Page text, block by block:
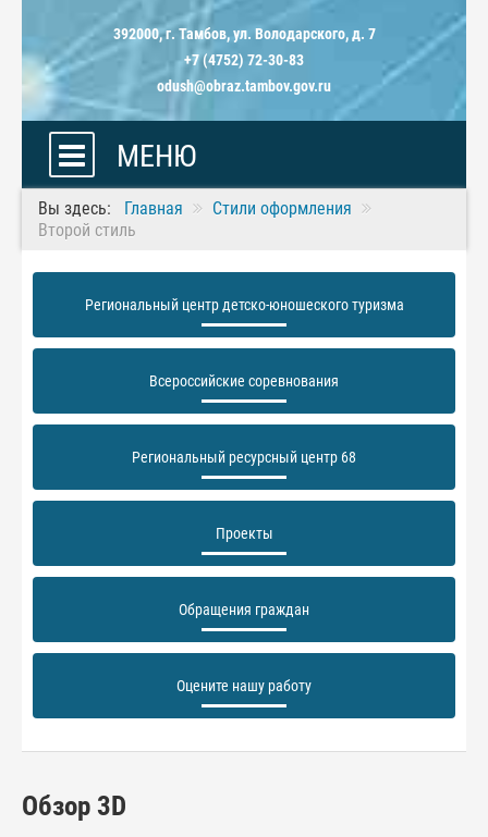
392000, г. Тамбов, ул. Володарского, д. 7
+7 (4752) 72-30-83
odush@obraz.tambov.gov.ru
МЕНЮ
Вы здесь: Главная
Стили оформления
Второй стиль
Региональный центр детско-юношеского туризма
Всероссийские соревнования
Региональный ресурсный центр 68
Проекты
Обращения граждан
Оцените нашу работу
Обзор 3D